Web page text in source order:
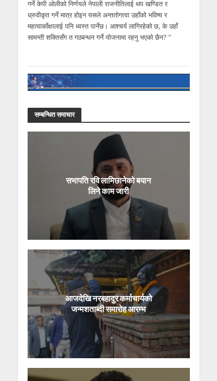
गर्ने केपी ओलीको निर्णयले नेपाली राजनीतिलाई थप खण्डित र
ध्रुवीकृत गर्ने मात्र होइन यसले अन्ततोगत्वा उहाँको भविष्य र
महत्वाकाँक्षालाई पनि ध्वस्त पार्नेछ। आश्चर्य लागिरहेको छ, के उहाँ
सामन्ती शक्तिसँग त गठबन्धन गर्ने योजनामा रहनु भएको छैन? ”
सम्बन्धित समाचार
सभापति रवि लामिछानेको बयान
लिने काम जारी
आजदेखि नरबहादुर कर्माचार्यको
जन्मशताब्दी समारोह आरम्भ